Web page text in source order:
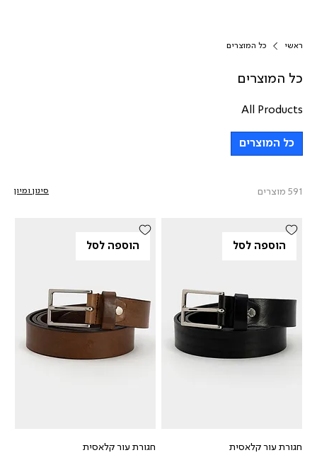
ראשי כל המוצרים
כל המוצרים
All Products
כל המוצרים
591 מוצרים סינון ומיון
הוספה לסל
חגורת עור קלאסית
הוספה לסל
חגורת עור קלאסית